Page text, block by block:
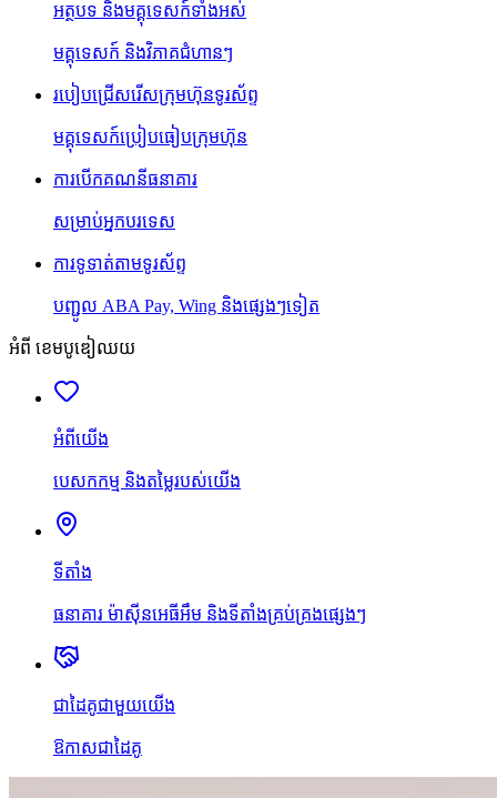
អត្ថបទ និងមគ្គុទេសក៍ទាំងអស់
មគ្គុទេសក៍ និងវិភាគជំហានៗ
របៀបជ្រើសរើសក្រុមហ៊ុនទូរស័ព្ទ
មគ្គុទេសក៍ប្រៀបធៀបក្រុមហ៊ុន
ការបើកគណនីធនាគារ
សម្រាប់អ្នកបរទេស
ការទូទាត់តាមទូរស័ព្ទ
បញ្ជូល ABA Pay, Wing និងផ្សេងៗទៀត
អំពី ខេមបូឌៀឈយ
អំពីយើង
បេសកកម្ម និងតម្លៃរបស់យើង
ទីតាំង
ធនាគារ ម៉ាស៊ីនអេធីអឹម និងទីតាំងគ្រប់គ្រងផ្សេងៗ
ជាដៃគូជាមួយយើង
ឱកាសជាដៃគូ